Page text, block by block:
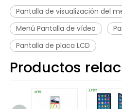
Pantalla de visualización del
Menú Pantalla de vídeo
Pantalla de placa LCD
Productos